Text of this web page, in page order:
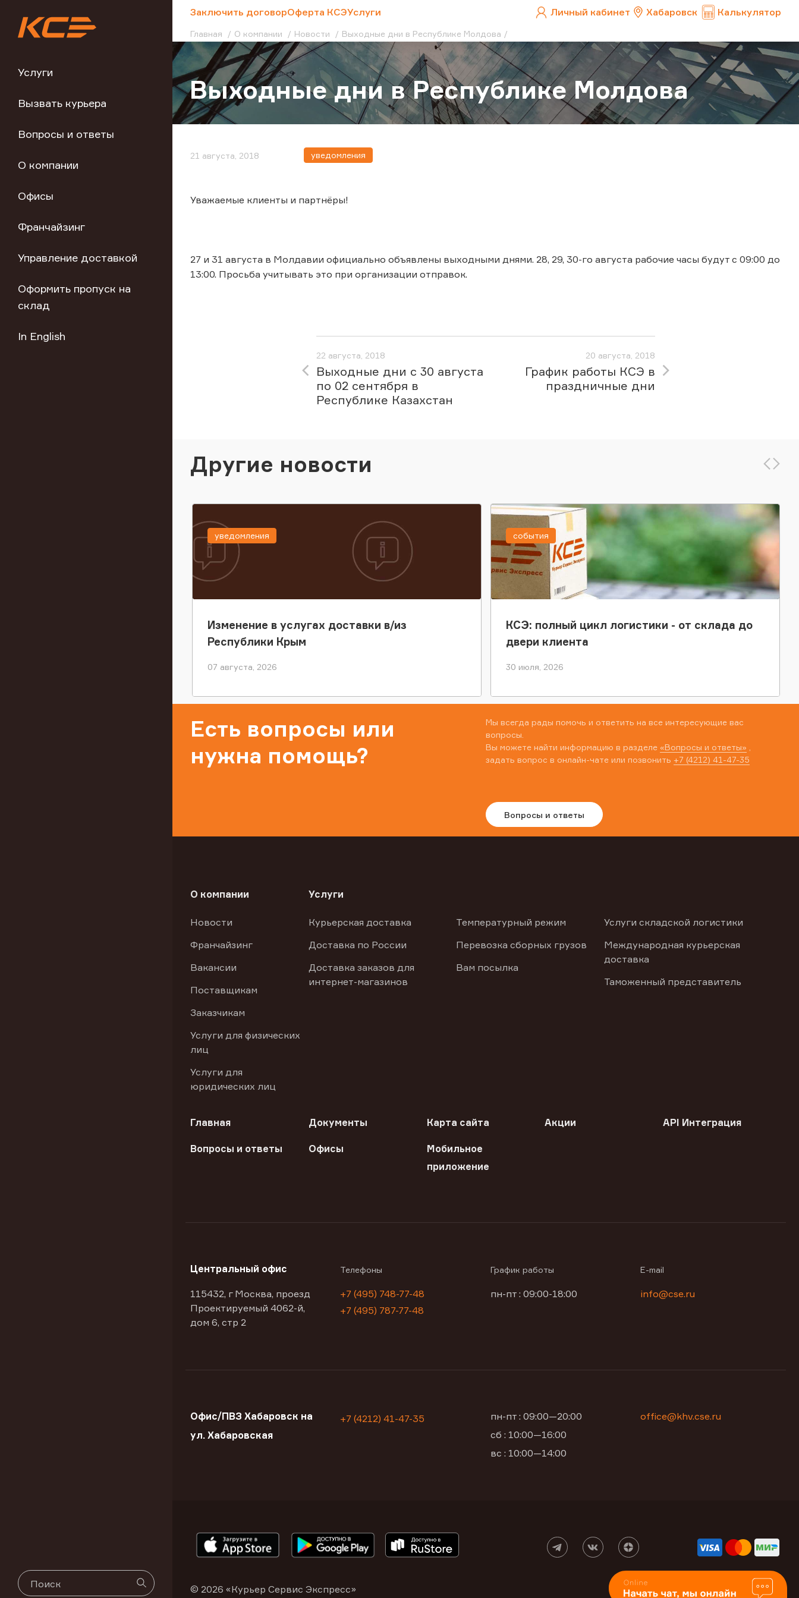
Услуги
Вызвать курьера
Вопросы и ответы
О компании
Офисы
Франчайзинг
Управление доставкой
Оформить пропуск на
склад
In English
Заключить договорОферта КСЭУслуги Личный кабинет Хабаровск Калькулятор
Главная О компании Новости Выходные дни в Республике Молдова
Выходные дни в Республике Молдова
21 августа, 2018 уведомления
Уважаемые клиенты и партнёры!
27 и 31 августа в Молдавии официально объявлены выходными днями. 28, 29, 30-го августа рабочие часы будут с 09:00 до
13:00. Просьба учитывать это при организации отправок.
22 августа, 2018
Выходные дни с 30 августа
по 02 сентября в
Республике Казахстан
20 августа, 2018
График работы КСЭ в
праздничные дни
Другие новости
Изменение в услугах доставки в/из
Республики Крым
07 августа, 2026
уведомления
КСЭ: полный цикл логистики - от склада до
двери клиента
30 июля, 2026
события
Есть вопросы или
нужна помощь?
Мы всегда рады помочь и ответить на все интересующие вас
вопросы.
Вы можете найти информацию в разделе «Вопросы и ответы»
задать вопрос в онлайн-чате или позвонить +7 (4212) 41-47-35
Вопросы и ответы
О компании
Новости
Франчайзинг
Вакансии
Поставщикам
Заказчикам
Услуги для физических
лиц
Услуги для
юридических лиц
Услуги
Курьерская доставка
Доставка по России
Доставка заказов для
интернет-магазинов
Температурный режим
Перевозка сборных грузов
Вам посылка
Услуги складской логистики
Международная курьерская
доставка
Таможенный представитель
Главная Документы Карта сайта Акции API Интеграция
Вопросы и ответы Офисы
Мобильное
приложение
Центральный офис
115432, г Москва, проезд
Проектируемый 4062-й,
дом 6, стр 2
Телефоны
+7 (495) 748-77-48
+7 (495) 787-77-48
График работы
пн-пт : 09:00-18:00
E-mail
info@cse.ru
Офис/ПВЗ Хабаровск на
ул. Хабаровская
+7 (4212) 41-47-35
пн-пт : 09:00—20:00
сб : 10:00—16:00
вс : 10:00—14:00
office@khv.cse.ru
© 2026 «Курьер Сервис Экспресс»